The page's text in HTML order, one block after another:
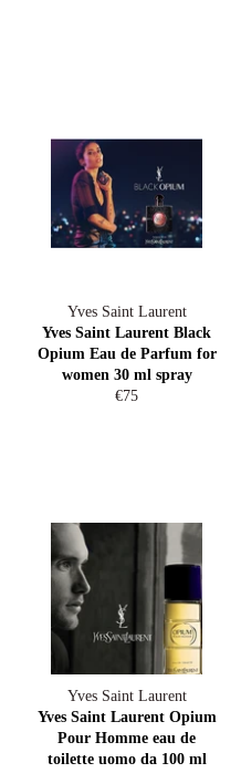
Yves Saint Laurent
Yves Saint Laurent Black
Opium Eau de Parfum for
women 30 ml spray
Regular
€75
Yves Saint Laurent
Yves Saint Laurent Opium
Pour Homme eau de
toilette uomo da 100 ml